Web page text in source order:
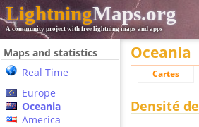
LightningMaps.org
A community project with free lightning maps and apps
Maps and statistics
Real Time
Europe
Oceania
America
Oceania
Cartes
Densité